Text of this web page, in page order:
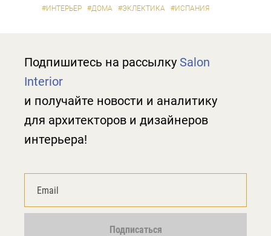
#ИНТЕРЬЕР #ДОМА #ЭКЛЕКТИКА #ИСПАНИЯ
Подпишитесь на рассылку Salon
Interior
и получайте новости и аналитику
для архитекторов и дизайнеров
интерьера!
Подписаться